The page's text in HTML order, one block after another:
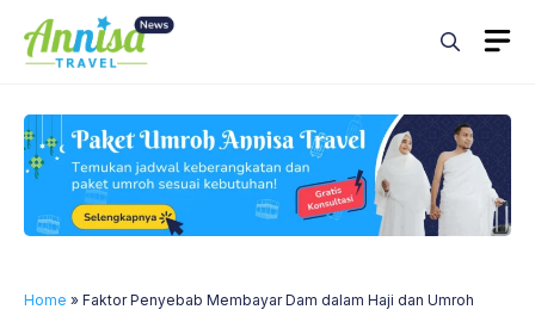
content
Home » Faktor Penyebab Membayar Dam dalam Haji dan Umroh